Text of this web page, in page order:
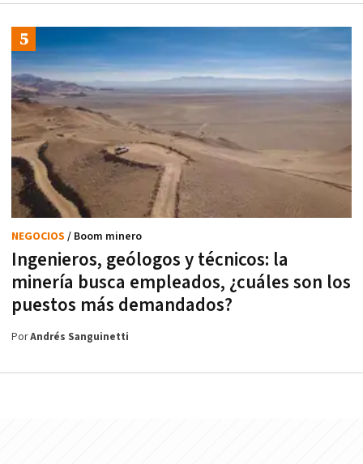
Ingenieros, geólogos y técnicos: la
minería busca empleados, ¿cuáles son los
puestos más demandados?
NEGOCIOS / Boom minero
PorAndrés Sanguinetti